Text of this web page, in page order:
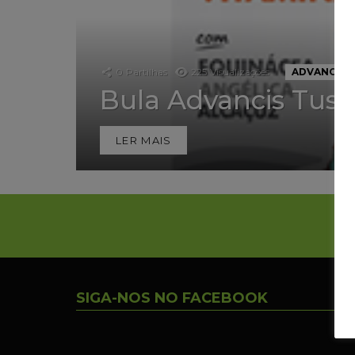
0 Partilhas 225 Visualizações ADVANCIS
Bula Advancis
LER MAIS
SIGA-NOS NO FACEBOOK